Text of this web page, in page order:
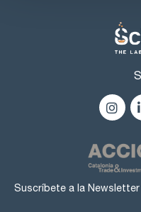
El uso de un vidrio óptico
las cubetas de precisión
transmisión > 80 % para
biselados que permiten
Además, se minimiza el
Suscríbete a la Newsletter